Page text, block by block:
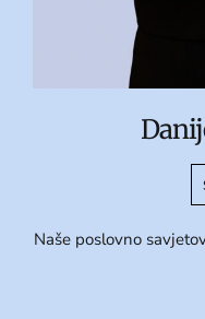
Naše poslovno